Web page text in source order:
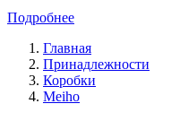
Подробнее
Главная
Принадлежности
Коробки
Meiho